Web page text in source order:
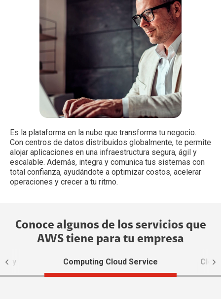
Es la plataforma en la nube que transforma tu negocio.
Con centros de datos distribuidos globalmente, te permite
alojar aplicaciones en una infraestructura segura, ágil y
escalable. Además, integra y comunica tus sistemas con
total confianza, ayudándote a optimizar costos, acelerar
operaciones y crecer a tu ritmo.
Conoce algunos de los servicios que
AWS tiene para tu empresa
Computing Cloud Service